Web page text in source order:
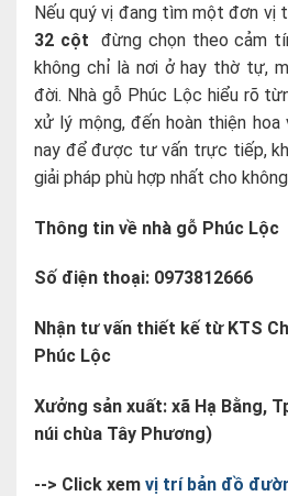
Nếu quý vị đang tìm một đơn vị
32 cột
đừng chọn theo cảm
không chỉ là nơi ở hay thờ tự,
đời. Nhà gỗ Phúc Lộc hiểu rõ
xử lý mộng, đến hoàn thiện hoa
nay để được tư vấn trực tiếp,
giải pháp phù hợp nhất cho
Thông tin về nhà gỗ Phúc Lộc
Số điện thoại: 0973812666
Nhận tư vấn thiết kế từ KTS
Phúc Lộc
Xưởng sản xuất: xã Hạ Bằng,
núi chùa Tây Phương)
--> Click xem vị trí bản đồ